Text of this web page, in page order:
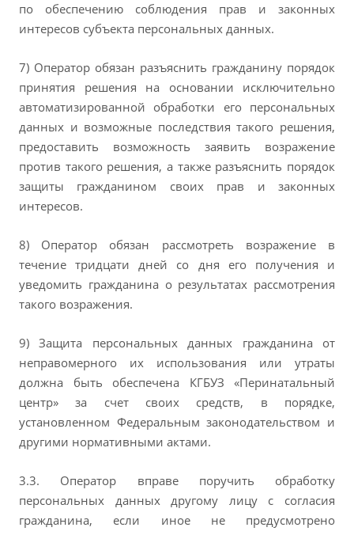
по обеспечению соблюдения прав и законных
интересов субъекта персональных данных.
7) Оператор обязан разъяснить гражданину порядок
принятия решения на основании исключительно
автоматизированной обработки его персональных
данных и возможные последствия такого решения,
предоставить возможность заявить возражение
против такого решения, а также разъяснить порядок
защиты гражданином своих прав и законных
интересов.
8) Оператор обязан рассмотреть возражение в
течение тридцати дней со дня его получения и
уведомить гражданина о результатах рассмотрения
такого возражения.
9) Защита персональных данных гражданина от
неправомерного их использования или утраты
должна быть обеспечена КГБУЗ «Перинатальный
центр» за счет своих средств, в порядке,
установленном Федеральным законодательством и
другими нормативными актами.
3.3. Оператор вправе поручить обработку
персональных данных другому лицу с согласия
гражданина, если иное не предусмотрено